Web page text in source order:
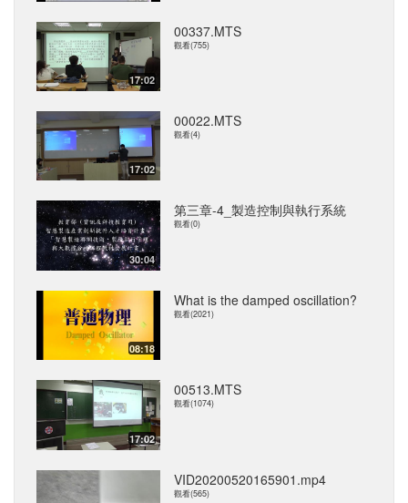
17:02
00337.MTS
觀看(755)
17:02
00022.MTS
觀看(4)
30:04
第三章-4_製造控制與執行系統
觀看(0)
08:18
What is the damped oscillation?
觀看(2021)
17:02
00513.MTS
觀看(1074)
VID20200520165901.mp4
觀看(565)